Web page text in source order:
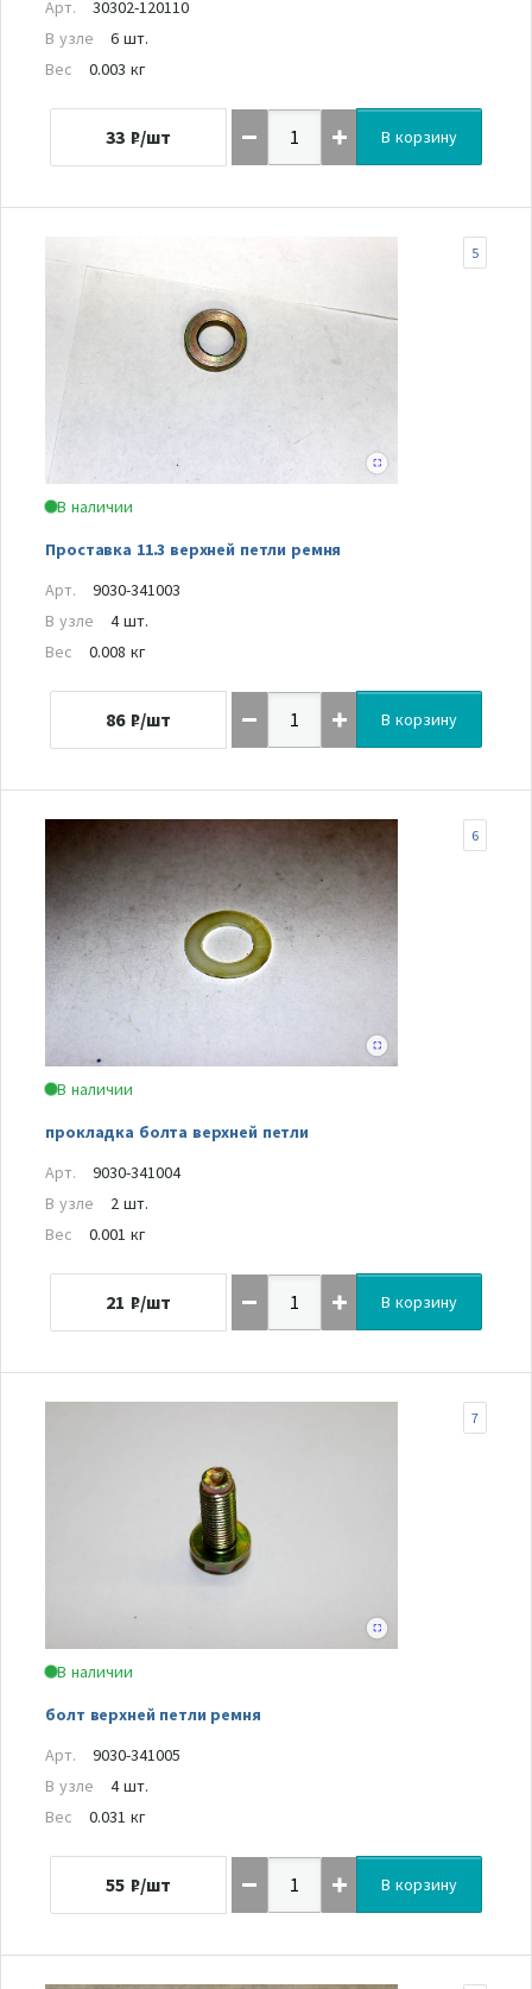
Арт.
30302-120110
В узле
6 шт.
Вес
0.003 кг
33 ₽/шт В корзину
В наличии
Проставка 11.3 верхней петли ремня
5
Арт.
9030-341003
В узле
4 шт.
Вес
0.008 кг
86 ₽/шт В корзину
В наличии
прокладка болта верхней петли
6
Арт.
9030-341004
В узле
2 шт.
Вес
0.001 кг
21 ₽/шт В корзину
В наличии
болт верхней петли ремня
7
Арт.
9030-341005
В узле
4 шт.
Вес
0.031 кг
55 ₽/шт В корзину